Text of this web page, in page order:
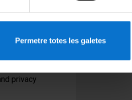
Permetre totes les galetes
privacy
PEU 3